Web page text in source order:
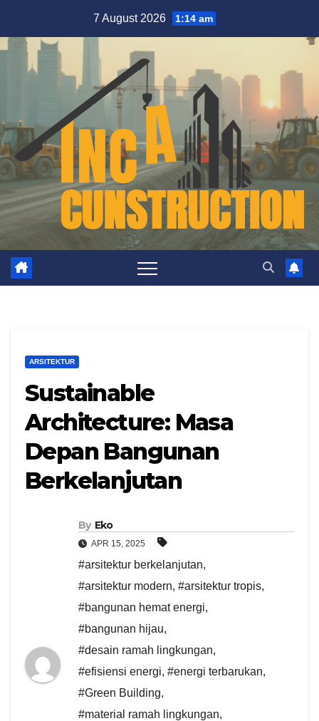
content
7 August 2026 1:14 am
ARSITEKTUR
Sustainable
Architecture: Masa
Depan Bangunan
Berkelanjutan
By Eko
APR 15, 2025
#arsitektur berkelanjutan,
#arsitektur modern, #arsitektur tropis,
#bangunan hemat energi,
#bangunan hijau,
#desain ramah lingkungan,
#efisiensi energi, #energi terbarukan,
#Green Building,
#material ramah lingkungan,